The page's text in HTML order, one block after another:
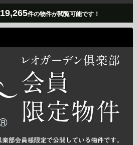
19,265件の物件が閲覧可能です！